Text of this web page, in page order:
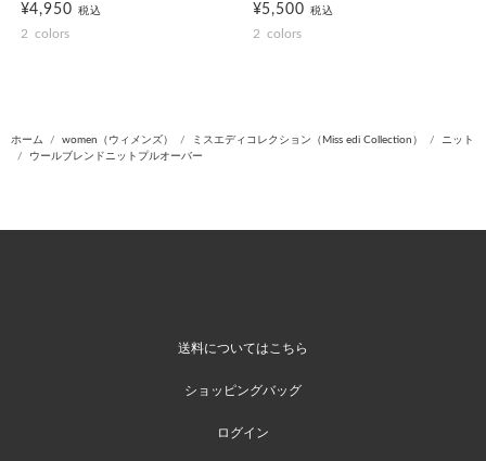
¥4,950税込
2 colors
¥5,500税込
2 colors
ホーム women（ウィメンズ） ミスエディコレクション（Miss edi Collection）
ニット
ウールブレンドニットプルオーバー
送料についてはこちら
ショッピングバッグ
ログイン